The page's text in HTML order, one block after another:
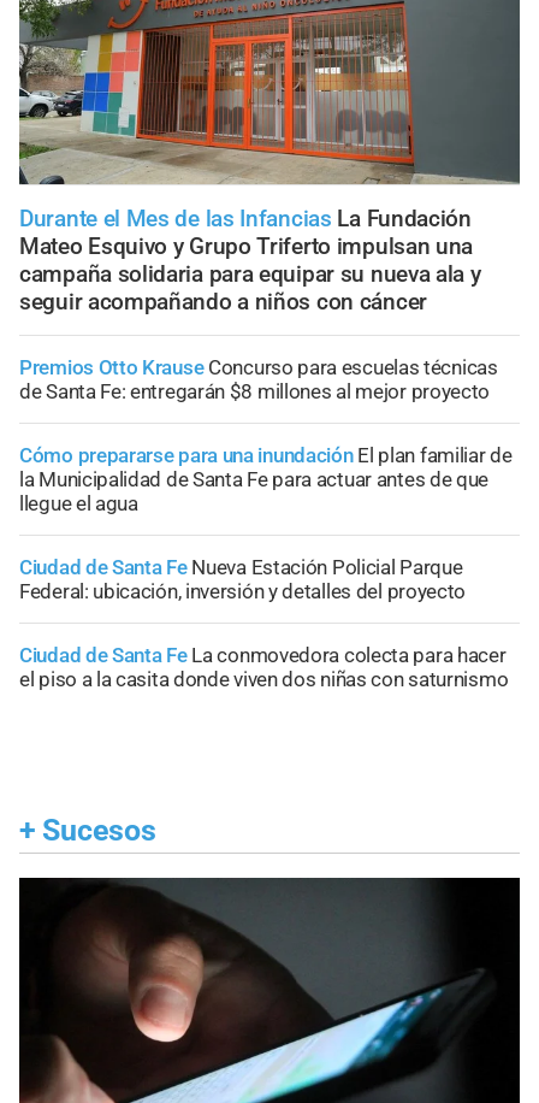
Durante el Mes de las Infancias La Fundación
Mateo Esquivo y Grupo Triferto impulsan una
campaña solidaria para equipar su nueva ala y
seguir acompañando a niños con cáncer
Premios Otto Krause Concurso para escuelas técnicas
de Santa Fe: entregarán $8 millones al mejor proyecto
Cómo prepararse para una inundación El plan familiar de
la Municipalidad de Santa Fe para actuar antes de que
llegue el agua
Ciudad de Santa Fe Nueva Estación Policial Parque
Federal: ubicación, inversión y detalles del proyecto
Ciudad de Santa Fe La conmovedora colecta para hacer
el piso a la casita donde viven dos niñas con saturnismo
+ Sucesos